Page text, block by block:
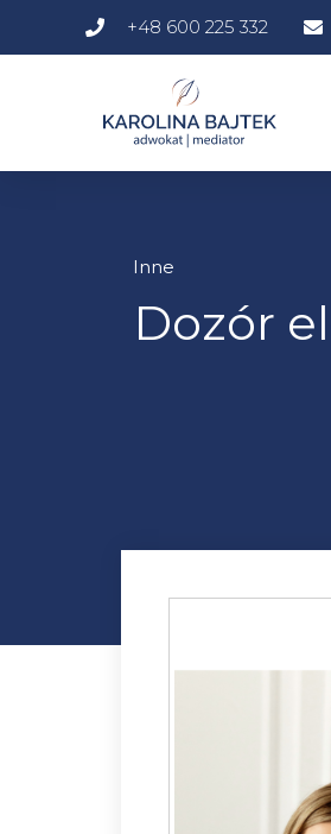
+48 600 225 332
Inne
Dozór